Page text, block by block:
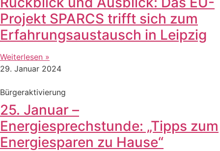
Projekt SPARCS trifft sich zum
Erfahrungsaustausch in Leipzig
Weiterlesen »
29. Januar 2024
Bürgeraktivierung
25. Januar –
Energiesprechstunde: „Tipps zum
Energiesparen zu Hause“